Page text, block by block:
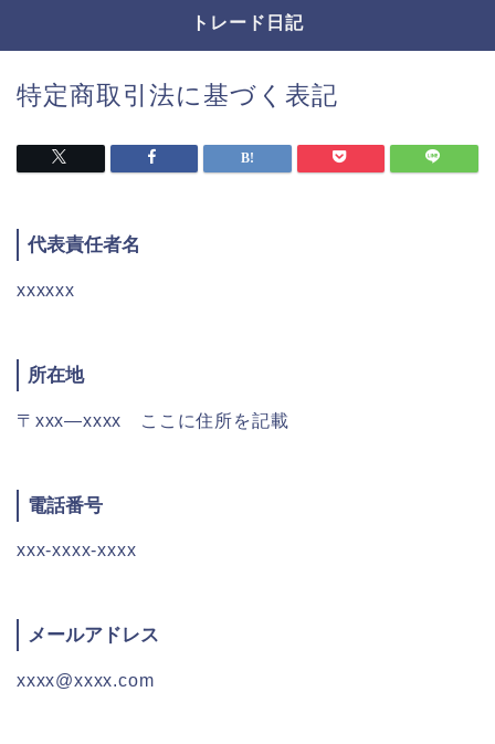
トレード日記
特定商取引法に基づく表記
代表責任者名
xxxxxx
所在地
〒xxx―xxxx ここに住所を記載
電話番号
xxx-xxxx-xxxx
メールアドレス
xxxx@xxxx.com